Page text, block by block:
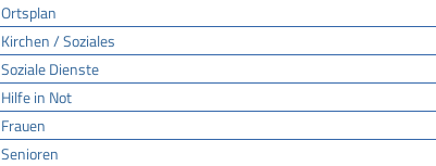
Ortsplan
Kirchen / Soziales
Soziale Dienste
Hilfe in Not
Frauen
Senioren